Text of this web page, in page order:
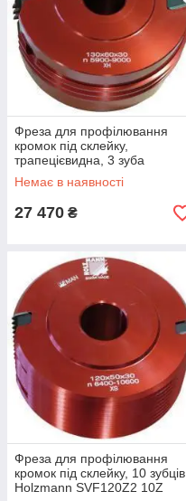
Фреза для профілювання
кромок під склейку,
трапецієвидна, 3 зуба
Holzmann TVF130Z2 3Z
Немає в наявності
27 470 ₴
Фреза для профілювання
кромок під склейку, 10 зубців
Holzmann SVF120Z2 10Z